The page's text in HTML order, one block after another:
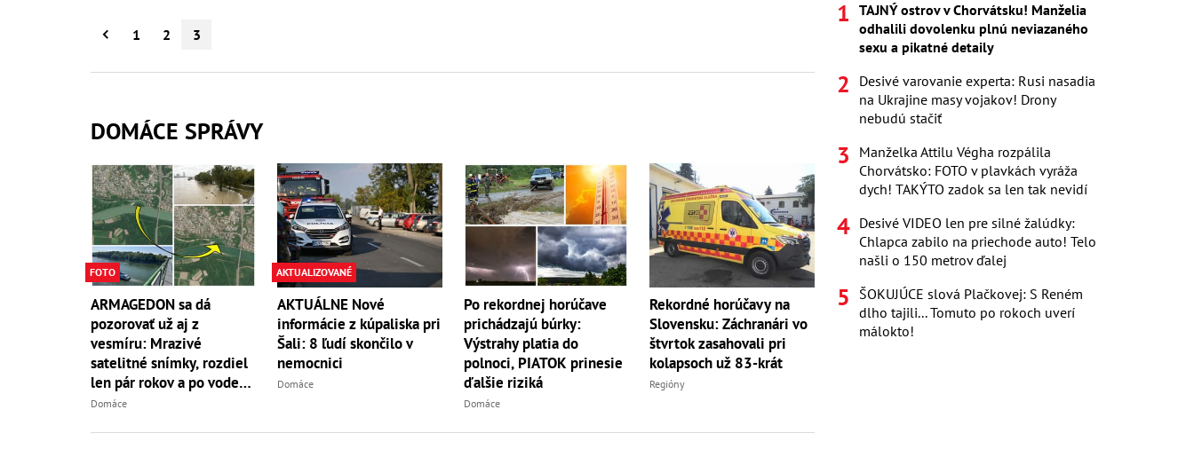
1 2 3
DOMÁCE SPRÁVY
FOTO
ARMAGEDON sa dá
pozorovať už aj z
vesmíru: Mrazivé
satelitné snímky, rozdiel
len pár rokov a po vode
ani stopy!
Domáce
AKTUALIZOVANÉ
AKTUÁLNE Nové
informácie z kúpaliska pri
Šali: 8 ľudí skončilo v
nemocnici
Domáce
Po rekordnej horúčave
prichádzajú búrky:
Výstrahy platia do
polnoci, PIATOK prinesie
ďalšie riziká
Domáce
Rekordné horúčavy na
Slovensku: Záchranári vo
štvrtok zasahovali pri
kolapsoch už 83-krát
Regióny
TAJNÝ ostrov v Chorvátsku! Manželia
odhalili dovolenku plnú neviazaného
sexu a pikatné detaily
Desivé varovanie experta: Rusi nasadia
na Ukrajine masy vojakov! Drony
nebudú stačiť
Manželka Attilu Végha rozpálila
Chorvátsko: FOTO v plavkách vyráža
dych! TAKÝTO zadok sa len tak nevidí
Desivé VIDEO len pre silné žalúdky:
Chlapca zabilo na priechode auto! Telo
našli o 150 metrov ďalej
ŠOKUJÚCE slová Plačkovej: S Reném
dlho tajili... Tomuto po rokoch uverí
málokto!